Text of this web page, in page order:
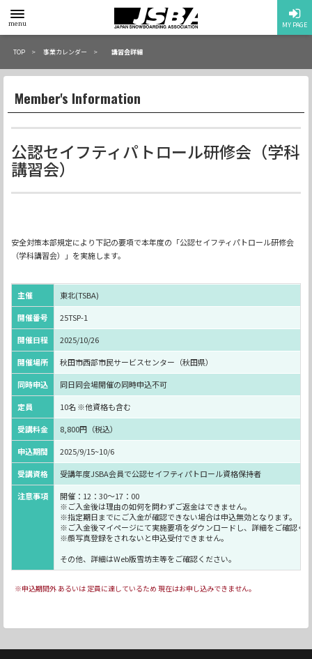
toggle
menu
menu MY PAGE
TOP 事業カレンダー 講習会詳細
Member's Information
公認セイフティパトロール研修会（学科
講習会）
安全対策本部規定により下記の要項で本年度の「公認セイフティパトロール研修会
（学科講習会）」を実施します。
主催
東北(TSBA)
開催番号
25TSP-1
開催日程
2025/10/26
開催場所
秋田市西部市民サービスセンター（秋田県）
同時申込
同日同会場開催の同時申込不可
定員
10名 ※他資格も含む
受講料金
8,800円（税込）
申込期間
2025/9/15~10/6
受講資格
受講年度JSBA会員で公認セイフティパトロール資格保持者
注意事項
開催：12：30～17：00
※ご入金後は理由の如何を問わずご返金はできません。
※指定期日までにご入金が確認できない場合は申込無効となります。
※ご入金後マイページにて実施要項をダウンロードし、詳細をご確認く
※顔写真登録をされないと申込受付できません。
その他、詳細はWeb版雪坊主等をご確認ください。
※申込期間外 あるいは 定員に達しているため 現在はお申し込みできません。